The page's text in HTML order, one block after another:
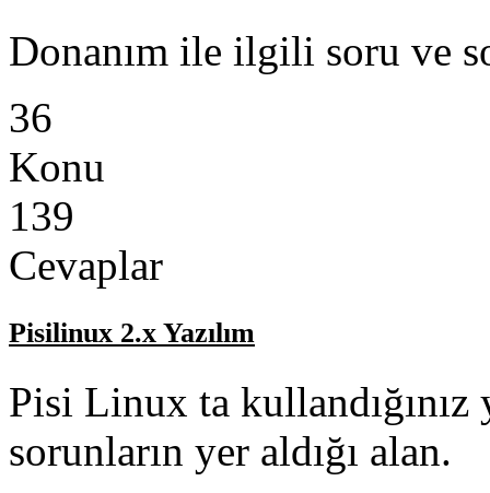
Donanım ile ilgili soru ve
36
Konu
139
Cevaplar
Pisilinux 2.x Yazılım
Pisi Linux ta kullandığınız
sorunların yer aldığı alan.